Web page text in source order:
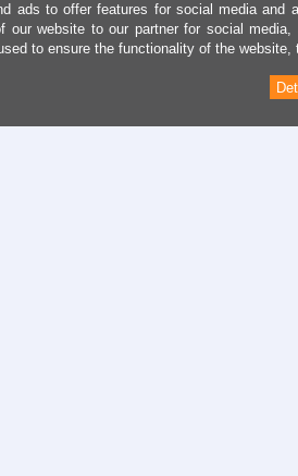
ads to offer features for social media and
our website to our partner for social
to ensure the functionality of the